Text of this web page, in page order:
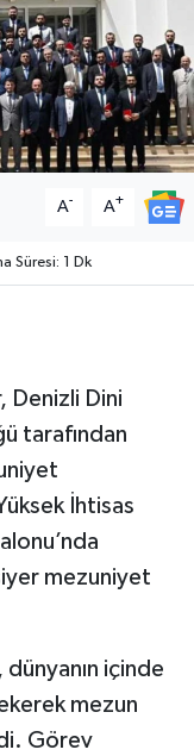
A- A+
Süresi: 1 Dk
Denizli Dini
tarafından
İhtisas
mezuniyet
içinde
mezun
Görev